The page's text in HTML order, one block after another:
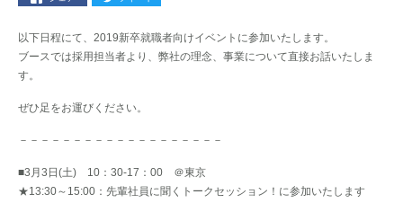
以下日程にて、2019新卒就職者向けイベントに参加いたします。
ブースでは採用担当者より、弊社の理念、事業について直接お話いたしま
す。
ぜひ足をお運びください。
－－－－－－－－－－－－－－－－－－－
■3月3日(土) 10：30-17：00 ＠東京
★13:30～15:00：先輩社員に聞くトークセッション！に参加いたします